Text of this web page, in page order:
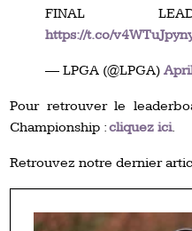
FINAL
https://t.co/
— LPGA (@LPGA)
Pour retrouver le
Championship :cliquez ici.
Retrouvez notre dernier